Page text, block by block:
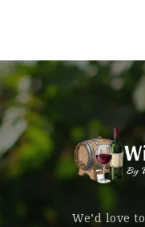
We’d love